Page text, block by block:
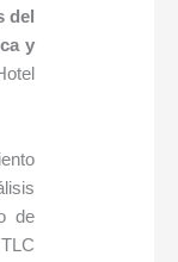
del
y
de